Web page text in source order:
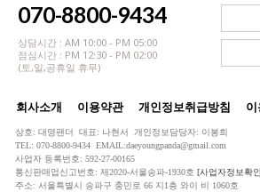
070-8800-9434
상담시간 : AM 10:00 - PM 05:00
점심시간 : PM 12:30 - PM 02:00
(토,일,공휴일 휴무)
회사소개 이용약관 개인정보취급방침
상호: 대영팬더 대표: 나현서 개인정보담당자: 이봉희
TEL: 070-8800-9434 EMAIL:daeyoungpanda@gmail.com
사업자 등록번호: 592-27-00165
통신판매업신고번호: 제2020-서울송파-1930호 [사업자정보확
주소: 서울특별시 송파구 충민로 66 지1층 와이 비 1060호